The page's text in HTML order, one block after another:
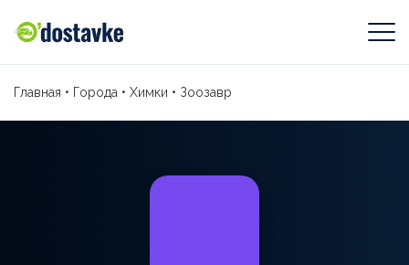
Главная • Города • Химки • Зоозавр